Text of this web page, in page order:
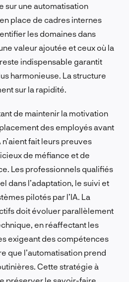
sur une automatisation
place de cadres internes
les domaines dans
valeur ajoutée et ceux où la
indispensable garantit
harmonieuse. La structure
sur la rapidité.
de maintenir la motivation
des employés avant
n’aient fait leurs preuves
de méfiance et de
Les professionnels qualifiés
dans l’adaptation, le suivi et
pilotés par l’IA. La
doit évoluer parallèlement
en réaffectant les
exigeant des compétences
que l’automatisation prend
Cette stratégie à
préserver le savoir-faire